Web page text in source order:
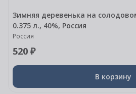
Зимняя деревенька на
0.375 л., 40%, Россия
Россия
520 ₽
В корзину